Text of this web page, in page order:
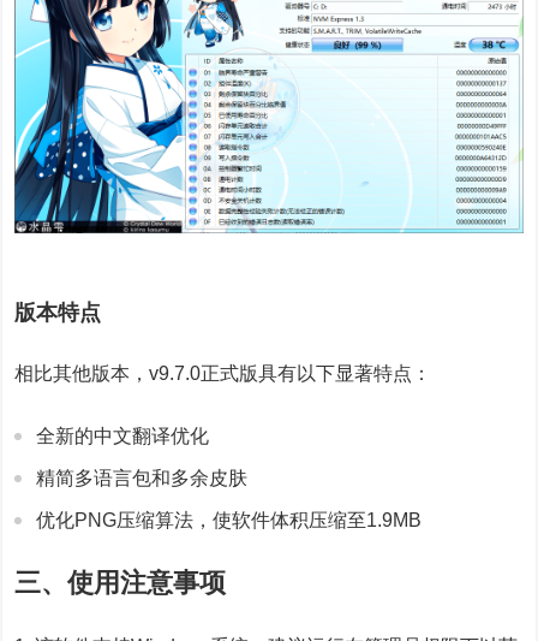
版本特点
相比其他版本，v9.7.0正式版具有以下显著特点：
全新的中文翻译优化
精简多语言包和多余皮肤
优化PNG压缩算法，使软件体积压缩至1.9MB
三、使用注意事项